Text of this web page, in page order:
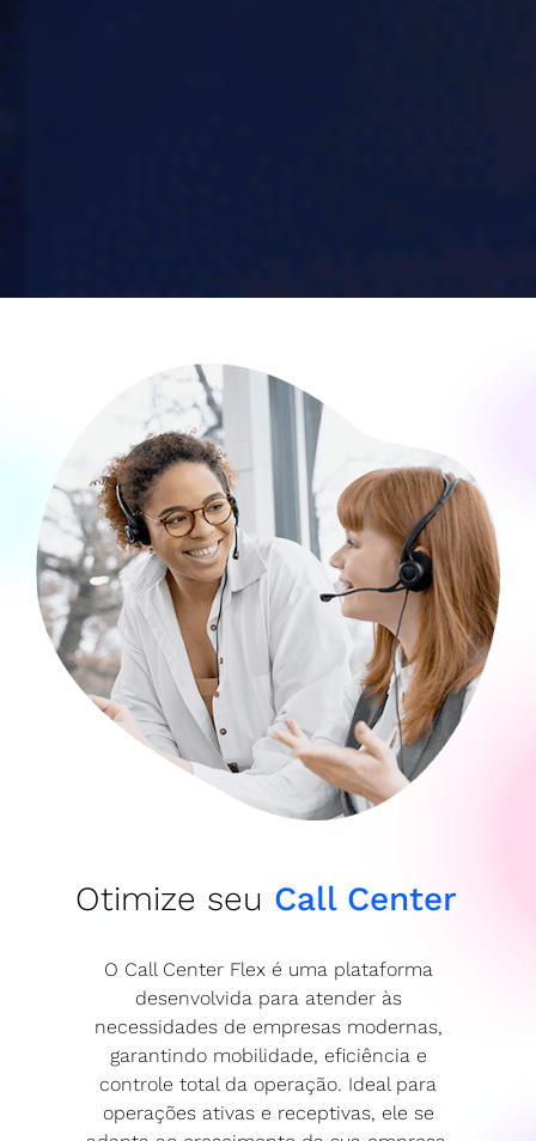
Otimize seu Call Center
O Call Center Flex é uma plataforma
desenvolvida para atender às
necessidades de empresas modernas,
garantindo mobilidade, eficiência e
controle total da operação. Ideal para
operações ativas e receptivas, ele se